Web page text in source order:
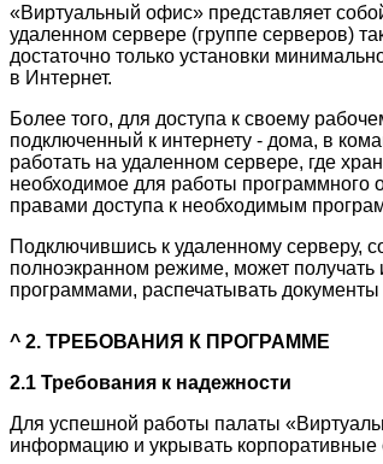
«Виртуальный офис» представляет
удаленном сервере (группе серверов)
достаточно только установки
в Интернет.
Более того, для доступа к своему
подключенный к интернету - дома, в
работать на удаленном сервере, где
необходимое для работы программного
правами доступа к необходимым
Подключившись к удаленному серверу,
полноэкранном режиме, может получать
программами, распечатывать
^ 2. ТРЕБОВАНИЯ К ПРОГРАММЕ
2.1 Требования к надежности
Для успешной работы палаты
информацию и укрывать корпоративные